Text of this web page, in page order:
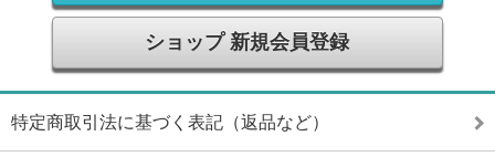
ショップ 新規会員登録
特定商取引法に基づく表記（返品など）